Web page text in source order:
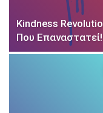
Kindness
Που Επαναστατεί!